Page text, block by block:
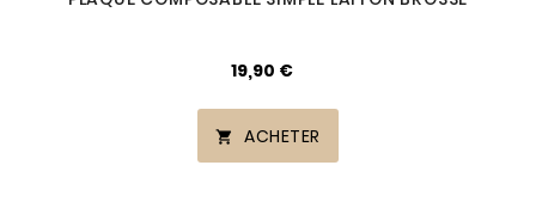
19,90 €
 ACHETER